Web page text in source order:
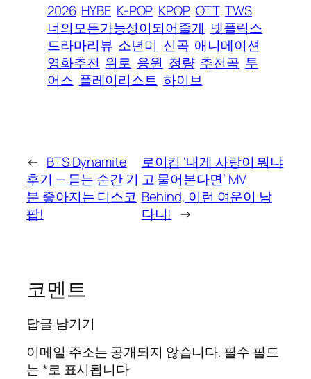
2026 HYBE K-POP KPOP OTT TWS
너의모든가능성이되어줄게 넷플릭스
드라마리뷰 소년미 신곡 애니메이션
영화추천 위로 응원 청량 추천곡 투
어스 플레이리스트 하이브
← BTS Dynamite
후기 — 듣는 순간 기
분 좋아지는 디스코
팝!
로이킴 ‘내게 사랑이 뭐냐
고 물어본다면’ MV
Behind, 이런 여운이 남
다니! →
코멘트
답글 남기기
이메일 주소는 공개되지 않습니다. 필수 필드
는*로 표시됩니다